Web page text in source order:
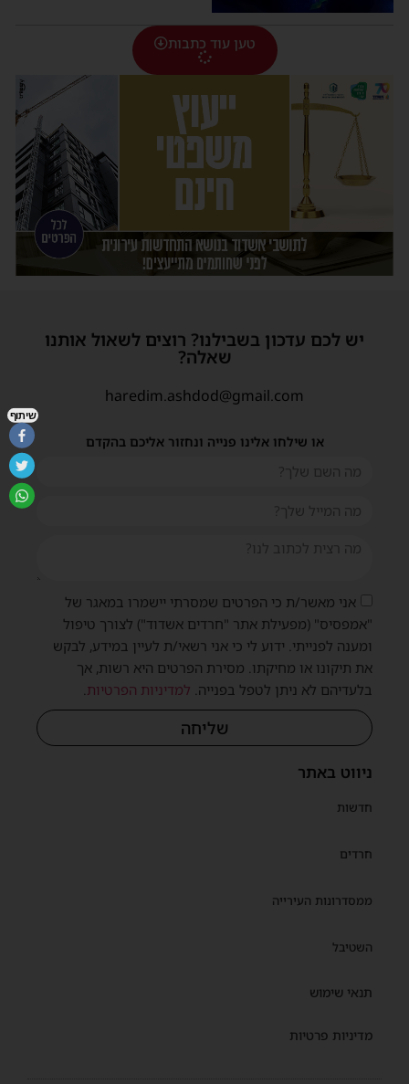
טען עוד כתבות
ניווט באתר
חדשות
חרדים
ממסדרונות העירייה
השטיבל
תנאי שימוש
מדיניות פרטיות
יש לכם עדכון בשבילנו? רוצים לשאול אותנו
שאלה?
haredim.ashdod@gmail.com
או שילחו אלינו פנייה ונחזור אליכם בהקדם
אני מאשר/ת כי הפרטים שמסרתי יישמרו במאגר של
"אמפסיס" (מפעילת אתר "חרדים אשדוד") לצורך טיפול
ומענה לפנייתי. ידוע לי כי אני רשאי/ת לעיין במידע, לבקש
את תיקונו או מחיקתו. מסירת הפרטים היא רשות, אך
בלעדיהם לא ניתן לטפל בפנייה. למדיניות הפרטיות.
שליחה
שיתוף